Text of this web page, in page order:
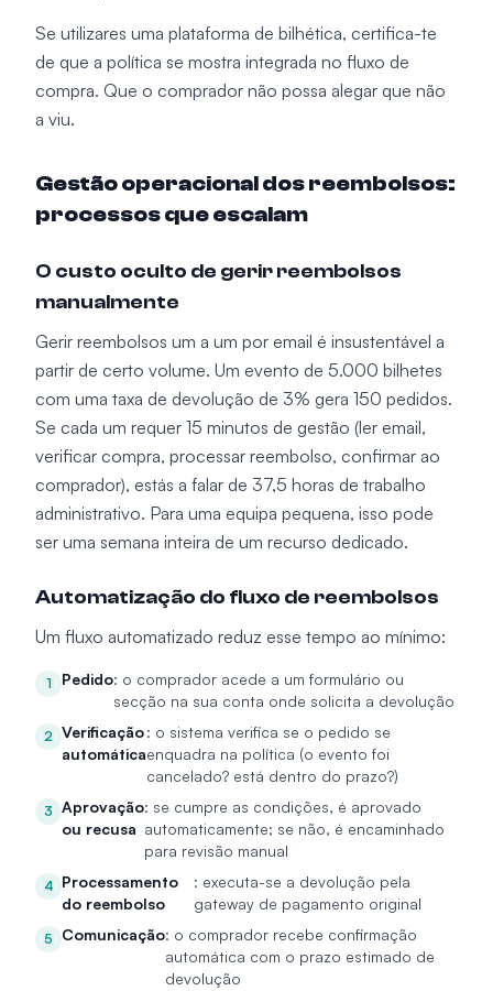
Se utilizares uma plataforma de bilhética, certifica-te
de que a política se mostra integrada no fluxo de
compra. Que o comprador não possa alegar que não
a viu.
Gestão operacional dos reembolsos:
processos que escalam
O custo oculto de gerir reembolsos
manualmente
Gerir reembolsos um a um por email é insustentável a
partir de certo volume. Um evento de 5.000 bilhetes
com uma taxa de devolução de 3% gera 150 pedidos.
Se cada um requer 15 minutos de gestão (ler email,
verificar compra, processar reembolso, confirmar ao
comprador), estás a falar de 37,5 horas de trabalho
administrativo. Para uma equipa pequena, isso pode
ser uma semana inteira de um recurso dedicado.
Automatização do fluxo de reembolsos
Um fluxo automatizado reduz esse tempo ao mínimo:
1 Pedido: o comprador acede a um formulário ou
secção na sua conta onde solicita a devolução
2 Verificação
automática
: o sistema verifica se o pedido se
enquadra na política (o evento foi
cancelado? está dentro do prazo?)
3 Aprovação
ou recusa
: se cumpre as condições, é aprovado
automaticamente; se não, é encaminhado
para revisão manual
4 Processamento
do reembolso
: executa-se a devolução pela
gateway de pagamento original
5 Comunicação: o comprador recebe confirmação
automática com o prazo estimado de
devolução